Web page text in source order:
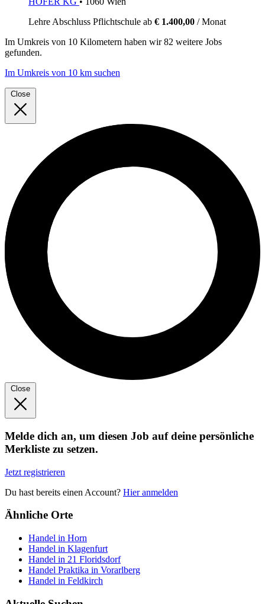
Lehre Abschluss Pflichtschule ab € 1.400,00 / Monat
Im Umkreis von 10 Kilometern haben wir82 weitere Jobs
gefunden.
Im Umkreis von 10 km suchen
Close
Close
Melde dich an, um diesen Job auf deine persönliche
Merkliste zu setzen.
Jetzt registrieren
Du hast bereits einen Account? Hier anmelden
Ähnliche Orte
Handel in Horn
Handel in Klagenfurt
Handel in 21 Floridsdorf
Handel Praktika in Vorarlberg
Handel in Feldkirch